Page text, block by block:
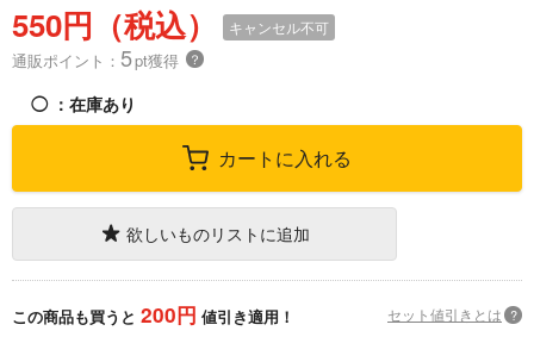
550円（税込） キャンセル不可
通販ポイント： 5pt獲得 ？
◯ ：在庫あり
カートに入れる
欲しいものリストに追加
この商品も買うと 200円 値引き適用！ セット値引きとは ?